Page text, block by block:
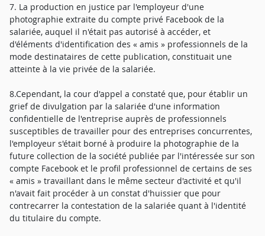
7. La production en justice par l'employeur d'une
photographie extraite du compte privé Facebook de la
salariée, auquel il n'était pas autorisé à accéder, et
d'éléments d'identification des « amis » professionnels de la
mode destinataires de cette publication, constituait une
atteinte à la vie privée de la salariée.
8.Cependant, la cour d'appel a constaté que, pour établir un
grief de divulgation par la salariée d'une information
confidentielle de l'entreprise auprès de professionnels
susceptibles de travailler pour des entreprises concurrentes,
l'employeur s'était borné à produire la photographie de la
future collection de la société publiée par l'intéressée sur son
compte Facebook et le profil professionnel de certains de ses
« amis » travaillant dans le même secteur d'activité et qu'il
n'avait fait procéder à un constat d'huissier que pour
contrecarrer la contestation de la salariée quant à l'identité
du titulaire du compte.